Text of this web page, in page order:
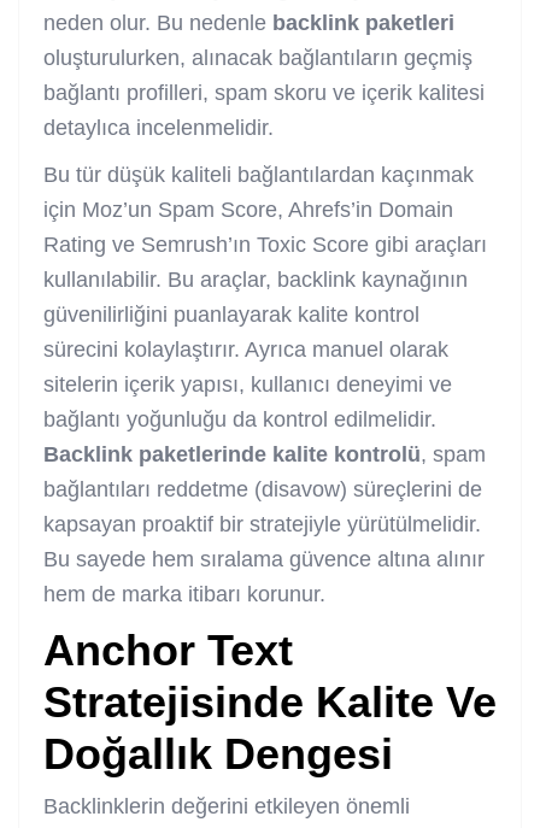
neden olur. Bu nedenle backlink paketleri
oluşturulurken, alınacak bağlantıların geçmiş
bağlantı profilleri, spam skoru ve içerik kalitesi
detaylıca incelenmelidir.
Bu tür düşük kaliteli bağlantılardan kaçınmak
için Moz’un Spam Score, Ahrefs’in Domain
Rating ve Semrush’ın Toxic Score gibi araçları
kullanılabilir. Bu araçlar, backlink kaynağının
güvenilirliğini puanlayarak kalite kontrol
sürecini kolaylaştırır. Ayrıca manuel olarak
sitelerin içerik yapısı, kullanıcı deneyimi ve
bağlantı yoğunluğu da kontrol edilmelidir.
Backlink paketlerinde kalite kontrolü, spam
bağlantıları reddetme (disavow) süreçlerini de
kapsayan proaktif bir stratejiyle yürütülmelidir.
Bu sayede hem sıralama güvence altına alınır
hem de marka itibarı korunur.
Anchor Text
Stratejisinde Kalite Ve
Doğallık Dengesi
Backlinklerin değerini etkileyen önemli